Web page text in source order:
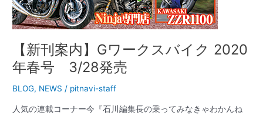
【新刊案内】Gワークスバイク 2020
年春号 3/28発売
BLOG, NEWS / pitnavi-staff
人気の連載コーナー今『石川編集長の乗ってみなきゃわかんね